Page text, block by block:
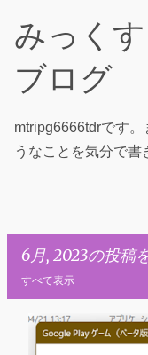
スキップ
みっく
ブログ
mtripg6666tdrです
うなことを気分で書
6月, 2023の投稿
すべて表示